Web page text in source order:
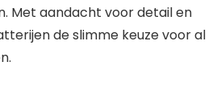
Met aandacht voor detail en
de slimme keuze voor al